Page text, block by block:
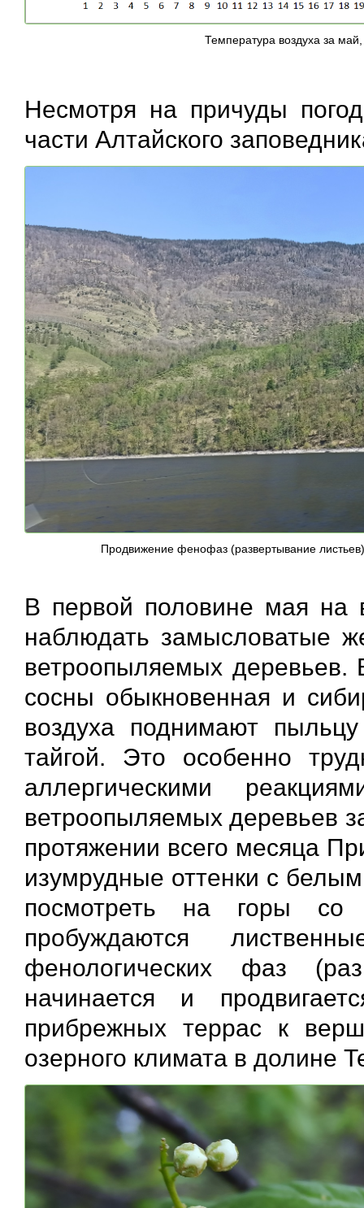
Температура воздуха за
Несмотря на причуды
части Алтайского
Продвижение фенофаз (развертывание
В первой половине мая на
наблюдать замысловатые
ветроопыляемых
сосны обыкновенная и
воздуха поднимают
тайгой. Это особенно
аллергическими
ветроопыляемых деревьев
протяжении всего месяца
изумрудные оттенки с
посмотреть на горы
пробуждаются
фенологических фаз
начинается и
прибрежных террас к
озерного климата в долине